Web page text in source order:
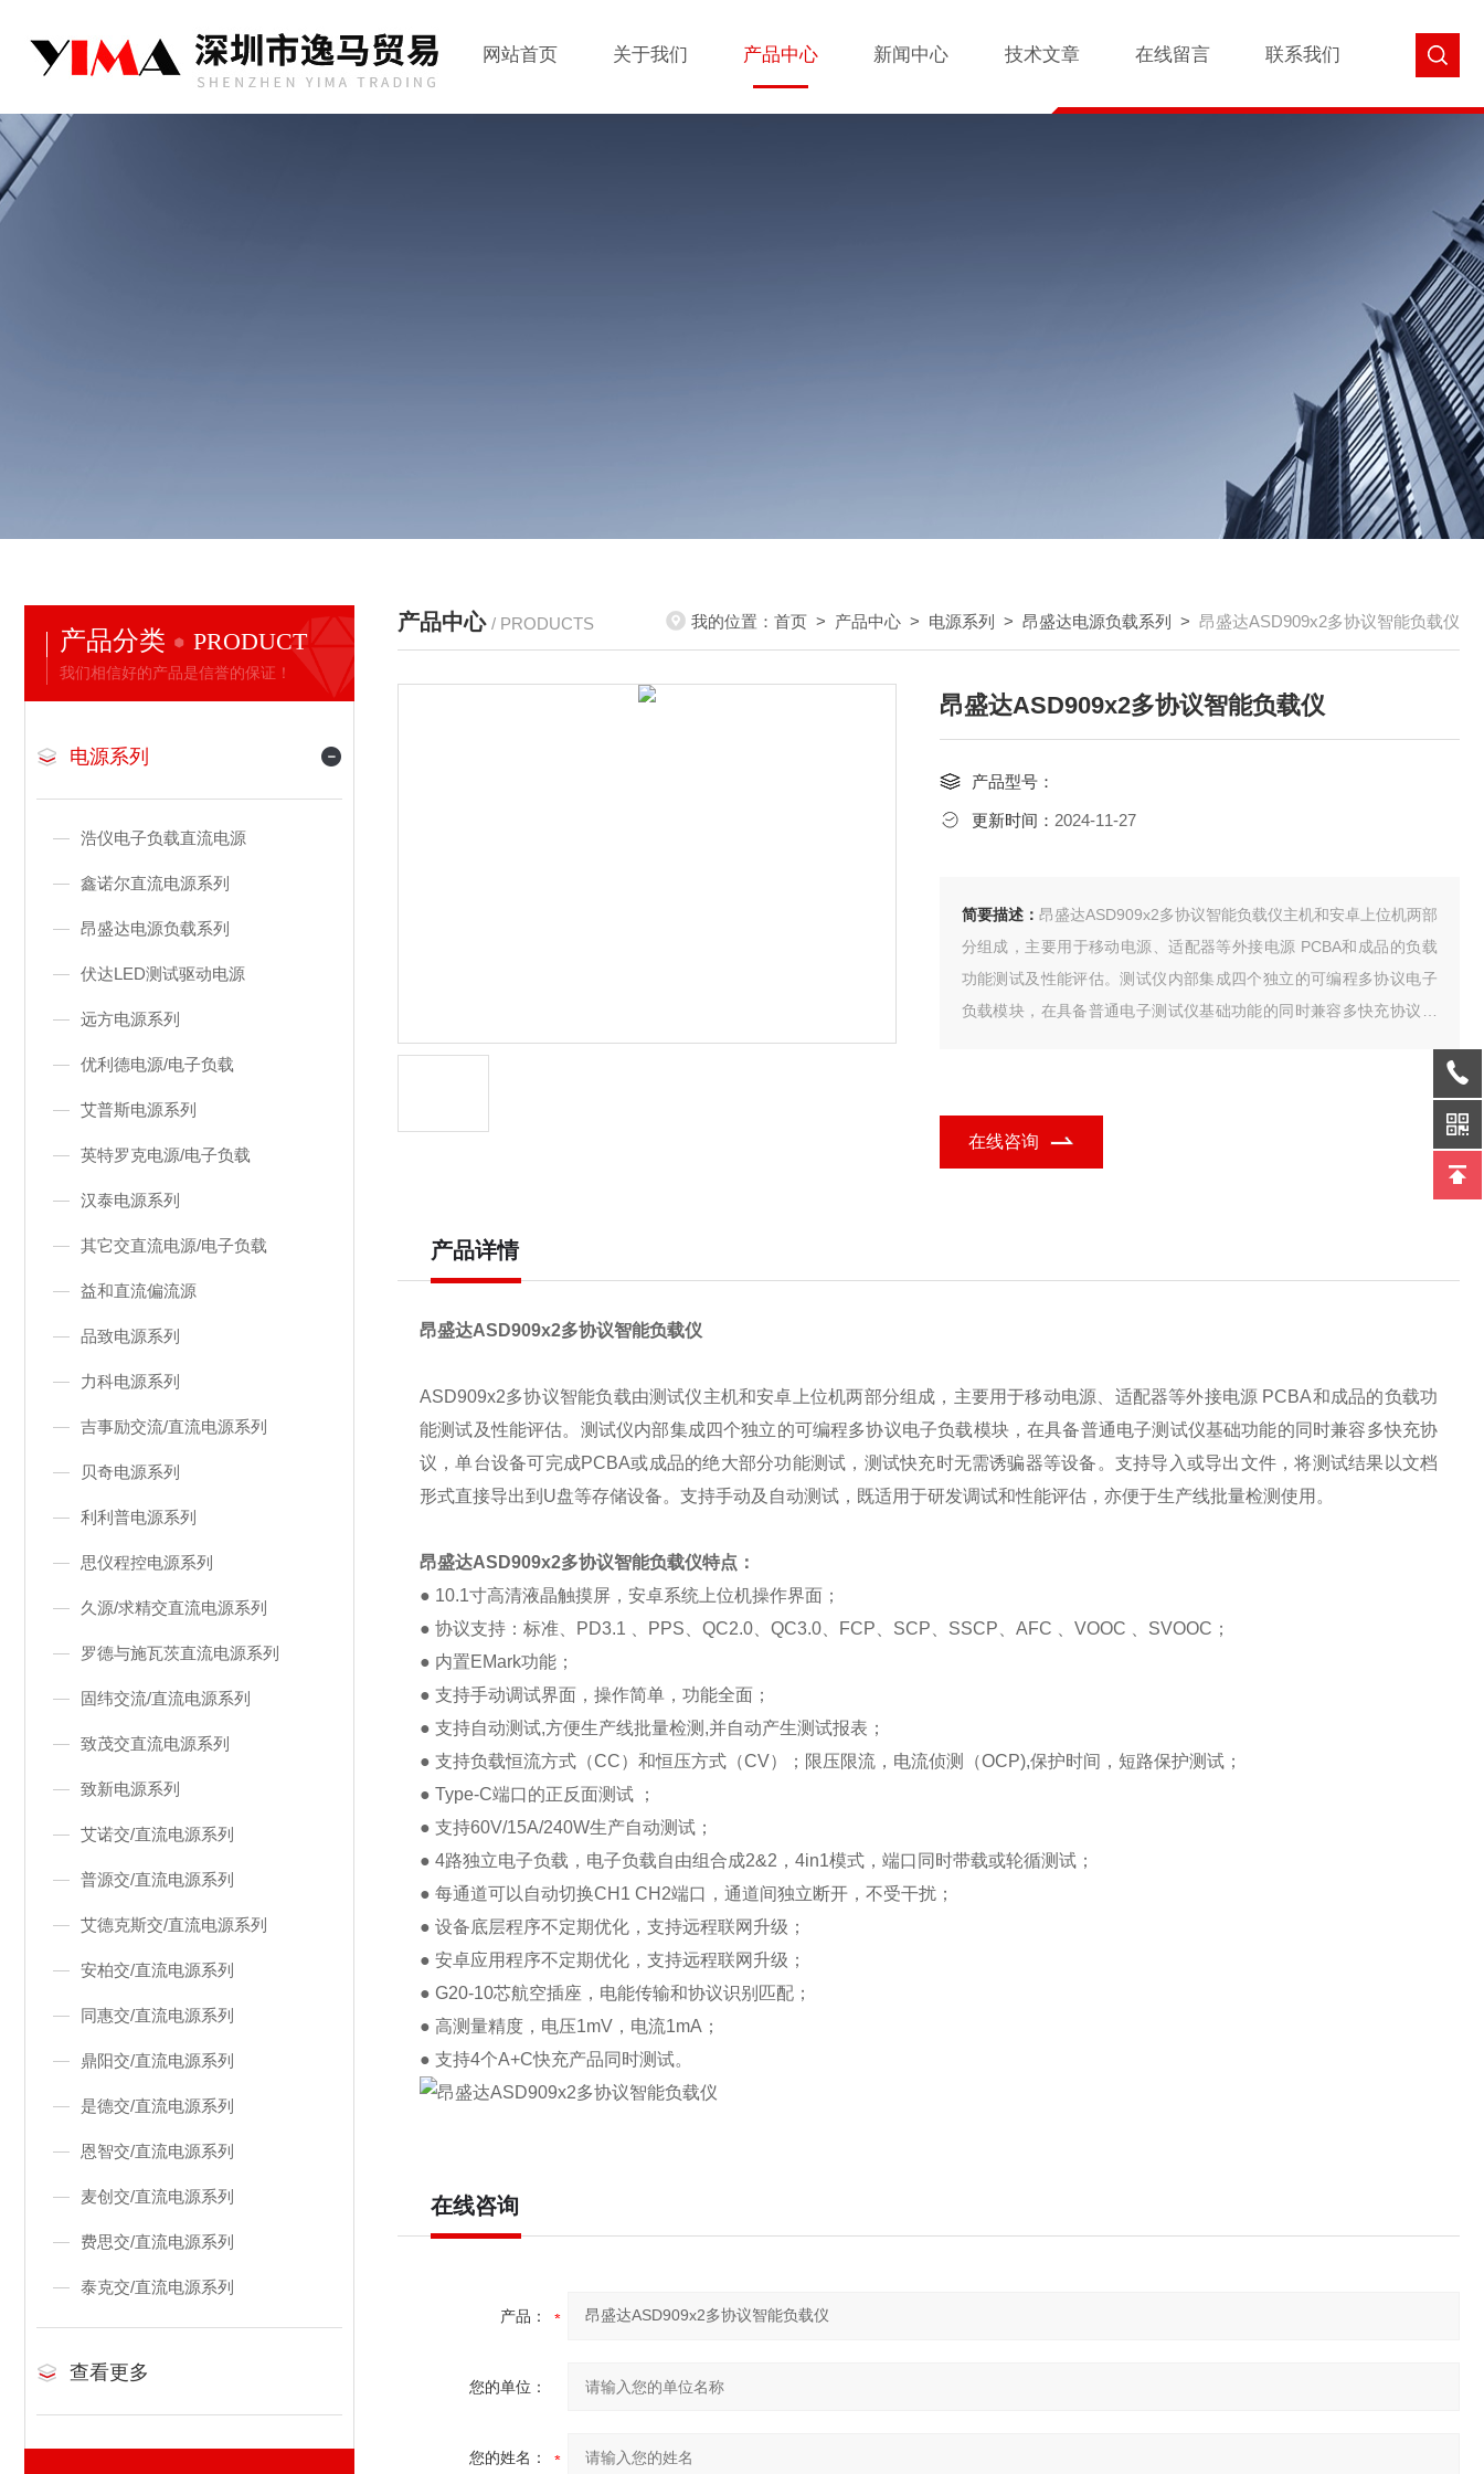
网站首页 关于我们 产品中心 新闻中心 技术文章 在线留言 联系我们
产品分类 PRODUCT
我们相信好的产品是信誉的保证！
电源系列
浩仪电子负载直流电源
鑫诺尔直流电源系列
昂盛达电源负载系列
伏达LED测试驱动电源
远方电源系列
优利德电源/电子负载
艾普斯电源系列
英特罗克电源/电子负载
汉泰电源系列
其它交直流电源/电子负载
益和直流偏流源
品致电源系列
力科电源系列
吉事励交流/直流电源系列
贝奇电源系列
利利普电源系列
思仪程控电源系列
久源/求精交直流电源系列
罗德与施瓦茨直流电源系列
固纬交流/直流电源系列
致茂交直流电源系列
致新电源系列
艾诺交/直流电源系列
普源交/直流电源系列
艾德克斯交/直流电源系列
安柏交/直流电源系列
同惠交/直流电源系列
鼎阳交/直流电源系列
是德交/直流电源系列
恩智交/直流电源系列
麦创交/直流电源系列
费思交/直流电源系列
泰克交/直流电源系列
查看更多
产品中心 / PRODUCTS 我的位置： 首页 > 产品中心 > 电源系列 > 昂盛达电源负载系列 > 昂盛达ASD909x2多协议智能负载仪
昂盛达ASD909x2多协议智能负载仪
产品型号：
更新时间： 2024-11-27
简要描述： 昂盛达ASD909x2多协议智能负载仪主机和安卓上位机两部
分组成，主要用于移动电源、适配器等外接电源 PCBA和成品的负载
功能测试及性能评估。测试仪内部集成四个独立的可编程多协议电子
负载模块，在具备普通电子测试仪基础功能的同时兼容多快充协议，
在线咨询
产品详情
昂盛达ASD909x2多协议智能负载仪
ASD909x2多协议智能负载由测试仪主机和安卓上位机两部分组成，主要用于移动电源、适配器等外接电源 PCBA和成品的负载功
能测试及性能评估。测试仪内部集成四个独立的可编程多协议电子负载模块，在具备普通电子测试仪基础功能的同时兼容多快充协
议，单台设备可完成PCBA或成品的绝大部分功能测试， 测试快充时无需诱骗器等设备。支持导入或导出文件，将测试结果以文档
形式直接导出到 U盘等存储设备。支持手动及自动测试，既适用于研发调试和性能评估，亦便于生产线批量检测使用。
昂盛达ASD909x2多协议智能负载仪特点：
● 10.1寸高清液晶触摸屏，安卓系统上位机操作界面；
● 协议支持：标准、 PD3.1 PPS QC2.0 QC3.0 FCP SCP SSCP AFC VOOC SVOOC ；
● 内置EMark功能；
● 支持手动调试界面，操作简单，功能全面；
● 支持自动测试,方便生产线批量检测 ,并自动产生测试报表；
● 支持负载恒流方式（CC）和恒压方式（CV）；限压限流，电流侦测（OCP),保护时间，短路保护测试；
● Type-C端口的正反面测试
；
● 支持60V/15A/240W生产自动测试；
● 4路独立电子负载，电子负载自由组合成2&2 ， 4in1模式，端口同时带载或轮循测试；
● 每通道可以自动切换CH1 CH2端口，通道间独立断开，不受干扰；
● 设备底层程序不定期优化，支持远程联网升级；
● 安卓应用程序不定期优化，支持远程联网升级；
● G20-10芯航空插座，电能传输和协议识别匹配；
● 高测量精度，电压1mV ，电流1mA ；
● 支持4个A+C快充产品同时测试。
在线咨询
产品：
您的单位：
您的姓名：